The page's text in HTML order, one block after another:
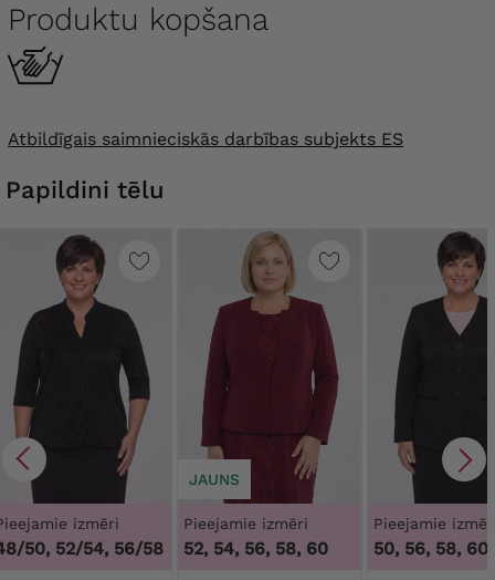
Produktu kopšana
Atbildīgais saimnieciskās darbības subjekts ES
Papildini tēlu
izmēri
50, 52/54, 56/58
JAUNS
Pieejamie izmēri
52, 54, 56, 58, 60
Pieejamie
50, 56, 58, 60